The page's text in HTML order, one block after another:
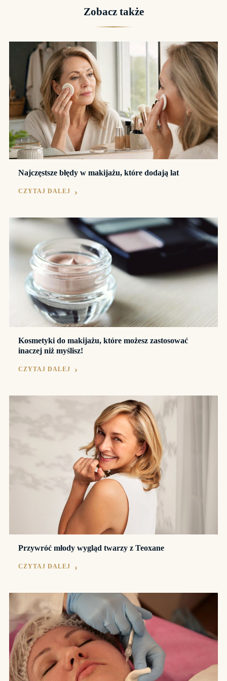
Zobacz także
Najczęstsze błędy w makijażu, które dodają lat
CZYTAJ DALEJ
Kosmetyki do makijażu, które możesz zastosować
inaczej niż myślisz!
CZYTAJ DALEJ
Przywróć młody wygląd twarzy z Teoxane
CZYTAJ DALEJ